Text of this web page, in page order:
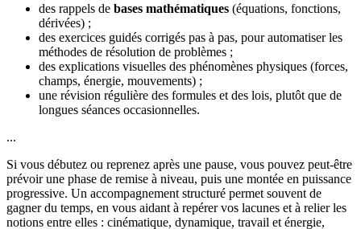
des rappels de bases mathématiques (équations, fonctions,
dérivées) ;
des exercices guidés corrigés pas à pas, pour automatiser les
méthodes de résolution de problèmes ;
des explications visuelles des phénomènes physiques (forces,
champs, énergie, mouvements) ;
une révision régulière des formules et des lois, plutôt que de
longues séances occasionnelles.
...
Si vous débutez ou reprenez après une pause, vous pouvez peut-être
prévoir une phase de remise à niveau, puis une montée en puissance
progressive. Un accompagnement structuré permet souvent de
gagner du temps, en vous aidant à repérer vos lacunes et à relier les
notions entre elles : cinématique, dynamique, travail et énergie,